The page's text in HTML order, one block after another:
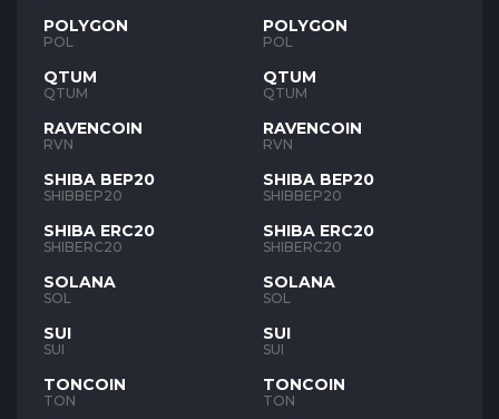
POLYGON
POL
QTUM
QTUM
RAVENCOIN
RVN
SHIBA BEP20
SHIBBEP20
SHIBA ERC20
SHIBERC20
SOLANA
SOL
SUI
SUI
TONCOIN
TON
POLYGON
POL
QTUM
QTUM
RAVENCOIN
RVN
SHIBA BEP20
SHIBBEP20
SHIBA ERC20
SHIBERC20
SOLANA
SOL
SUI
SUI
TONCOIN
TON